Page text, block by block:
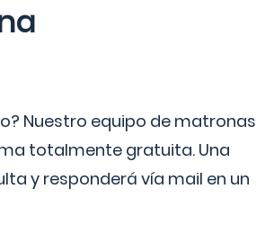
Nuestro equipo de matronas
totalmente gratuita. Una
y responderá vía mail en un